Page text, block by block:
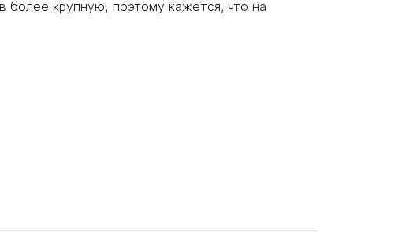
более крупную, поэтому кажется, что на